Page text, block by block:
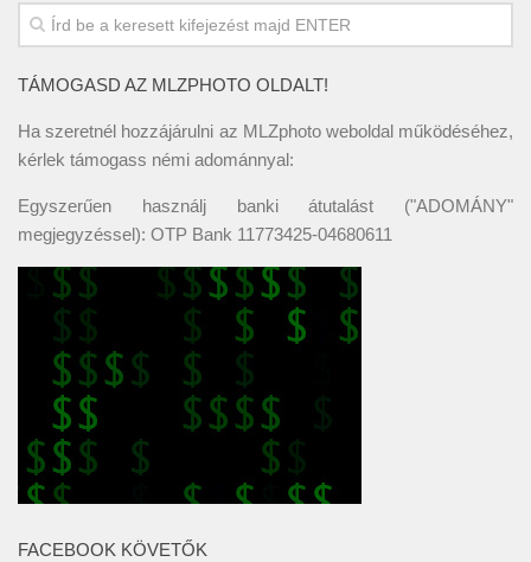
TÁMOGASD AZ MLZPHOTO OLDALT!
Ha szeretnél hozzájárulni az MLZphoto weboldal működéséhez,
kérlek támogass némi adománnyal:
Egyszerűen használj banki átutalást ("ADOMÁNY"
megjegyzéssel): OTP Bank 11773425-04680611
FACEBOOK KÖVETŐK